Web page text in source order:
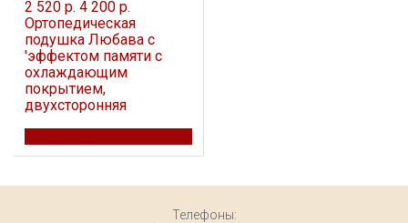
2 520 р. 4 200 р.
Ортопедическая
подушка Любава c
'эффектом памяти с
охлаждающим
покрытием,
двухсторонняя
Телефоны: